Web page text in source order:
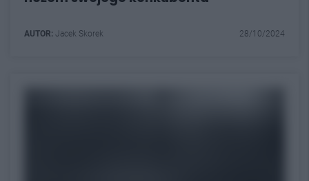
AUTOR: Jacek Skorek 28/10/2024